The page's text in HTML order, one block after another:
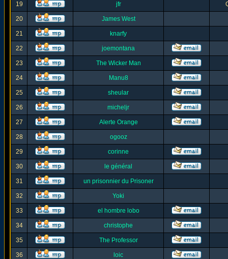
19 jfr
20 James West
21 knarfy
22 joemontana
23 The Wicker Man
24 Manu8
25 sheular
26 micheljr
27 Alerte Orange
28 ogooz
29 corinne
30 le général
31 un prisonnier du Prisoner
32 Yoki
33 el hombre lobo
34 christophe
35 The Professor
36 loic